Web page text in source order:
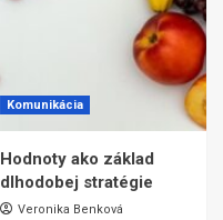
Komunikácia
Hodnoty ako základ
dlhodobej stratégie
Veronika Benková